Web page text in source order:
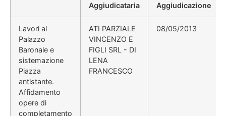
Aggiudicataria
Aggiudicazione
Lavori al
Palazzo
Baronale e
sistemazione
Piazza
antistante.
Affidamento
opere di
completamento
ATI PARZIALE
VINCENZO E
FIGLI SRL - DI
LENA
FRANCESCO
08/05/2013